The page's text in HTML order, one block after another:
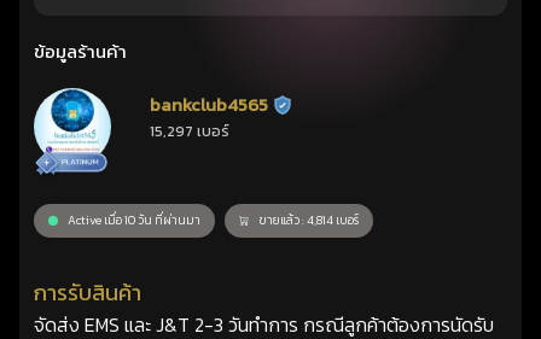
ข้อมูลร้านค้า
bankclub4565 ร้านยืนยันแล้ว
15,297 เบอร์
Active เมื่อ 10 วัน ที่ผ่านมา ขายแล้ว : 4,814 เบอร์
การรับสินค้า
จัดส่ง EMS และ J&T 2-3 วันทำการ กรณีลูกค้าต้องการนัดรับ